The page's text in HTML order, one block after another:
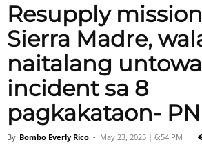
Resupply
Sierra Madre,
naitalang
incident sa 8
pagkakataon- PN
By Bombo Everly Rico - May 23, 2025 | 6:54 PM